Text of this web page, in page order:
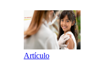
Artículo